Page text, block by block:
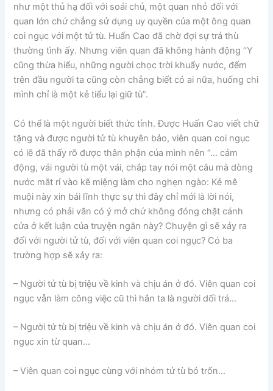
như một thủ hạ đối với soái chủ, một quan nhỏ đối với
quan lớn chứ chẳng sử dụng uy quyền của một ông quan
coi ngục với một tử tù. Huấn Cao đã chờ đợi sự trả thù
thường tình ấy. Nhưng viên quan đã không hành động “Y
cũng thừa hiểu, những người chọc trời khuấy nước, đếm
trên đầu người ta cũng còn chẳng biết có ai nữa, huống chi
mình chỉ là một kẻ tiểu lại giữ tù”.
Có thể là một người biết thức tỉnh. Được Huấn Cao viết chữ
tặng và được người tử tù khuyên bảo, viên quan coi ngục
có lẽ đã thấy rõ được thân phận của mình nên “… cảm
động, vái người tù một vái, chắp tay nói một câu mà dòng
nước mắt rỉ vào kẽ miệng làm cho nghẹn ngào: Kẻ mê
muội này xin bái lĩnh thực sự thì đây chỉ mới là lời nói,
nhưng có phải văn có ý mở chứ không đóng chặt cánh
cửa ở kết luận của truyện ngắn này? Chuyện gì sẽ xảy ra
đối với người tử tù, đối với viên quan coi ngục? Có ba
trường hợp sẽ xảy ra:
– Người tử tù bị triệu về kinh và chịu án ở đó. Viên quan coi
ngục vẫn làm công việc cũ thì hắn ta là người dối trá…
– Người tử tù bị triệu về kinh và chịu án ở đó. Viên quan coi
ngục xin từ quan…
– Viên quan coi ngục cùng với nhóm tử tù bỏ trốn…